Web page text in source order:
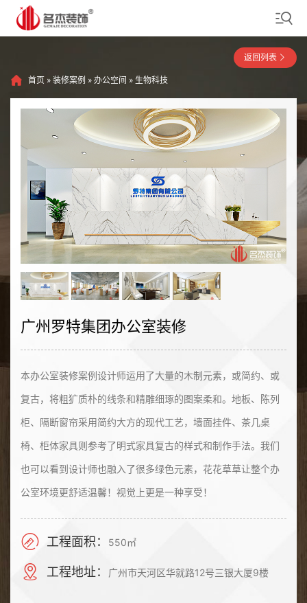
首页 » 装修案例 » 办公空间 » 生物科技
返回列表
广州罗特集团办公室装修
本办公室装修案例设计师运用了大量的木制元素，或简约、或
复古，将粗犷质朴的线条和精雕细琢的图案柔和。地板、陈列
柜、隔断窗帘采用简约大方的现代工艺，墙面挂件、茶几桌
椅、柜体家具则参考了明式家具复古的样式和制作手法。我们
也可以看到设计师也融入了很多绿色元素，花花草草让整个办
公室环境更舒适温馨！视觉上更是一种享受！
工程面积： 550㎡
工程地址： 广州市天河区华就路12号三银大厦9楼